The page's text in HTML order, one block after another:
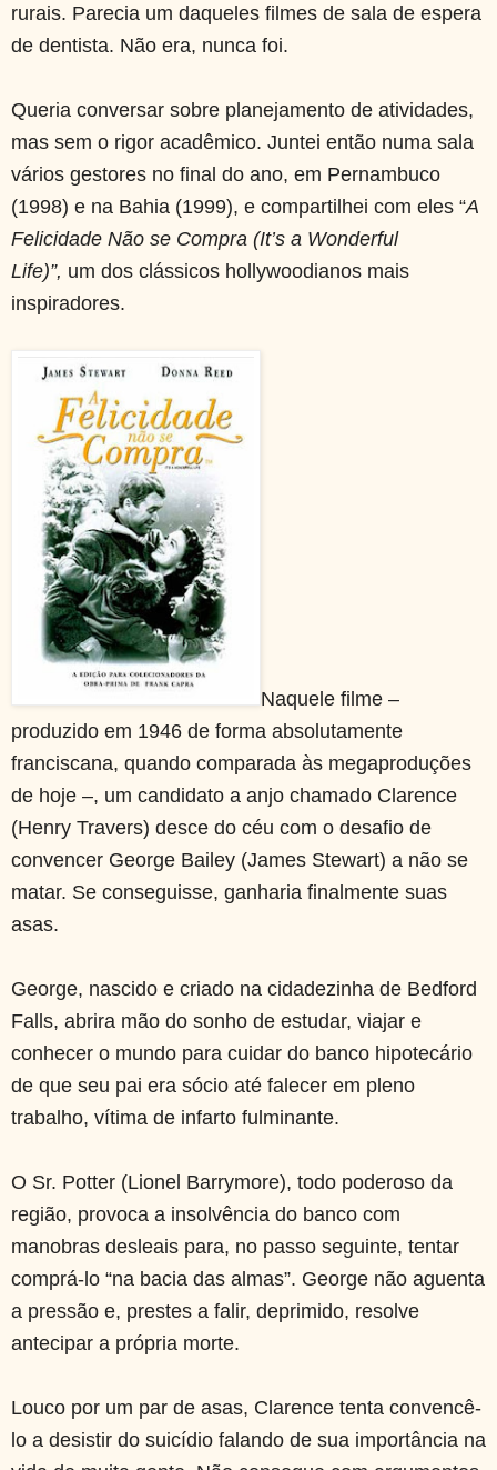
rurais. Parecia um daqueles filmes de sala de espera
de dentista. Não era, nunca foi.
Queria conversar sobre planejamento de atividades,
mas sem o rigor acadêmico. Juntei então numa sala
vários gestores no final do ano, em Pernambuco
(1998) e na Bahia (1999), e compartilhei com eles “A
Felicidade Não se Compra (It’s a Wonderful
Life)”, um dos clássicos hollywoodianos mais
inspiradores.
Naquele filme –
produzido em 1946 de forma absolutamente
franciscana, quando comparada às megaproduções
de hoje –, um candidato a anjo chamado Clarence
(Henry Travers) desce do céu com o desafio de
convencer George Bailey (James Stewart) a não se
matar. Se conseguisse, ganharia finalmente suas
asas.
George, nascido e criado na cidadezinha de Bedford
Falls, abrira mão do sonho de estudar, viajar e
conhecer o mundo para cuidar do banco hipotecário
de que seu pai era sócio até falecer em pleno
trabalho, vítima de infarto fulminante.
O Sr. Potter (Lionel Barrymore), todo poderoso da
região, provoca a insolvência do banco com
manobras desleais para, no passo seguinte, tentar
comprá-lo “na bacia das almas”. George não aguenta
a pressão e, prestes a falir, deprimido, resolve
antecipar a própria morte.
Louco por um par de asas, Clarence tenta convencê-
lo a desistir do suicídio falando de sua importância na